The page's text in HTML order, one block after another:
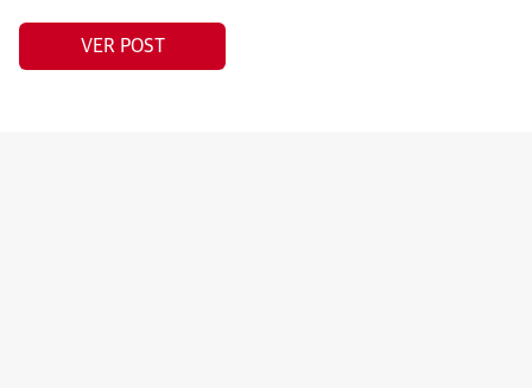
VER POST